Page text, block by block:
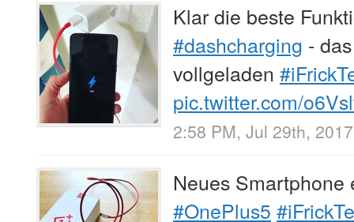
Klar die beste
#dashcharging -
vollgeladen
pic.twitter.com/
2:58 PM, Jul 29th, 2017
Neues Smartphone
#OnePlus5